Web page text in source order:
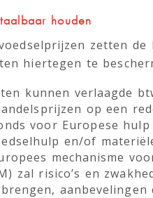
houden
zetten
hiertegen te
kunnen verlaagde
op een
voor Europese
en/of
mechanisme
zal risico’s en